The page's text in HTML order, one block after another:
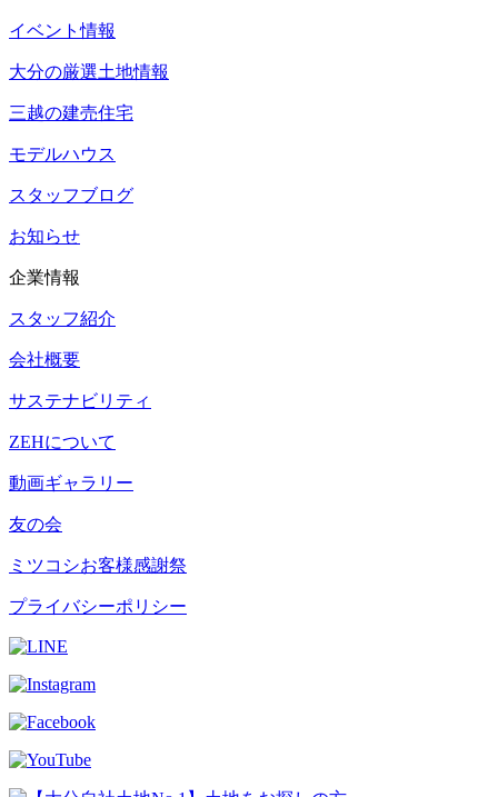
イベント情報
大分の厳選土地情報
三越の建売住宅
モデルハウス
スタッフブログ
お知らせ
企業情報
スタッフ紹介
会社概要
サステナビリティ
ZEHについて
動画ギャラリー
友の会
ミツコシお客様感謝祭
プライバシーポリシー